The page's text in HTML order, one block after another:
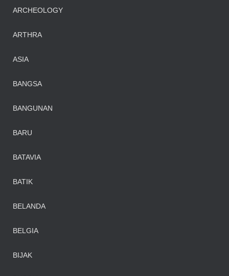
ARCHEOLOGY
ARTHRA
ASIA
BANGSA
BANGUNAN
BARU
BATAVIA
BATIK
BELANDA
BELGIA
BIJAK